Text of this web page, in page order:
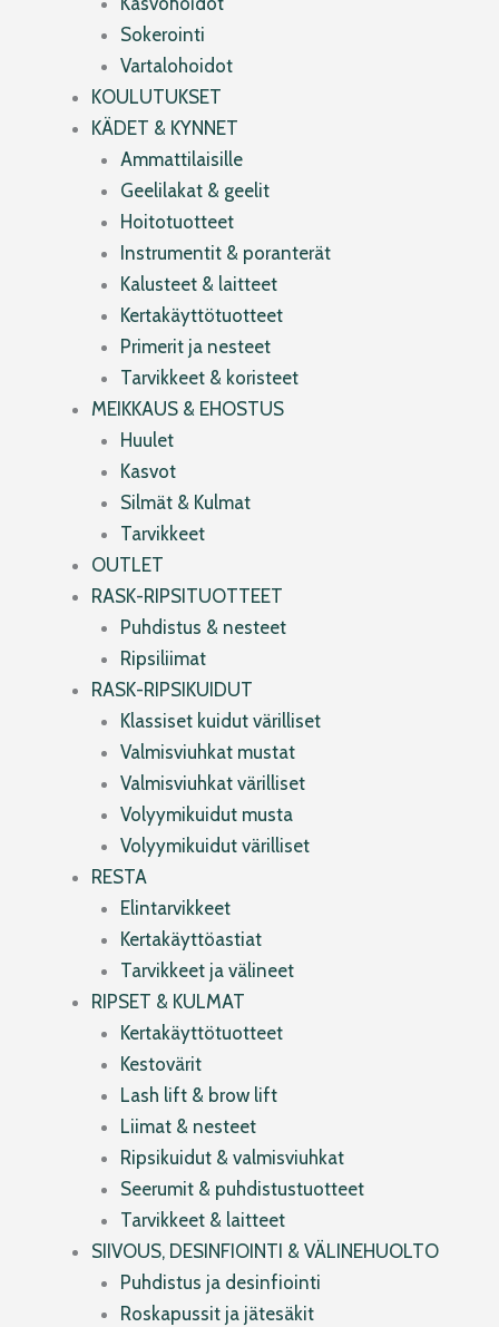
Sokerointi
Vartalohoidot
KOULUTUKSET
KÄDET & KYNNET
Ammattilaisille
Geelilakat & geelit
Hoitotuotteet
Instrumentit & poranterät
Kalusteet & laitteet
Kertakäyttötuotteet
Primerit ja nesteet
Tarvikkeet & koristeet
MEIKKAUS & EHOSTUS
Huulet
Kasvot
Silmät & Kulmat
Tarvikkeet
OUTLET
RASK-RIPSITUOTTEET
Puhdistus & nesteet
Ripsiliimat
RASK-RIPSIKUIDUT
Klassiset kuidut värilliset
Valmisviuhkat mustat
Valmisviuhkat värilliset
Volyymikuidut musta
Volyymikuidut värilliset
RESTA
Elintarvikkeet
Kertakäyttöastiat
Tarvikkeet ja välineet
RIPSET & KULMAT
Kertakäyttötuotteet
Kestovärit
Lash lift & brow lift
Liimat & nesteet
Ripsikuidut & valmisviuhkat
Seerumit & puhdistustuotteet
Tarvikkeet & laitteet
SIIVOUS, DESINFIOINTI & VÄLINEHUOLTO
Puhdistus ja desinfiointi
Roskapussit ja jätesäkit